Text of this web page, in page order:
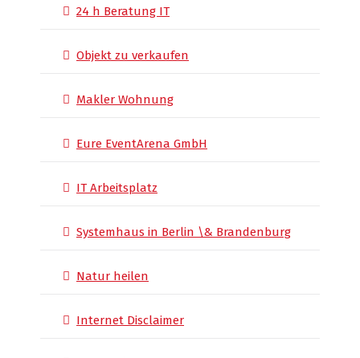
24 h Beratung IT
Objekt zu verkaufen
Makler Wohnung
Eure EventArena GmbH
IT Arbeitsplatz
Systemhaus in Berlin \& Brandenburg
Natur heilen
Internet Disclaimer